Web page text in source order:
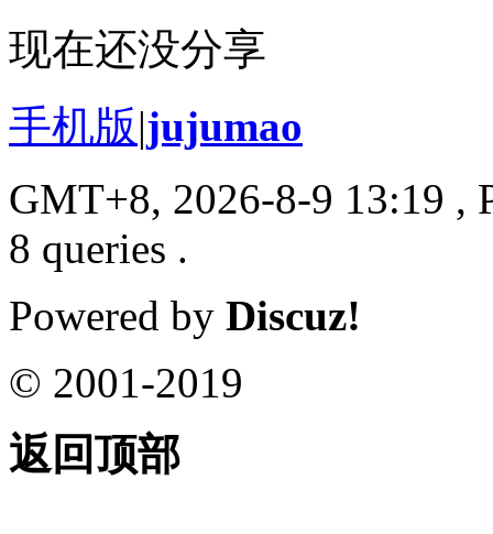
现在还没分享
手机版|jujumao
GMT+8, 2026-8-9 13:19 ,
8 queries .
Powered by Discuz!
© 2001-2019
返回顶部